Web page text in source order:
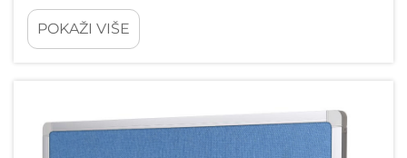
prije. Organizacije stalno traže rješenja koja
omogućavaju timovima da učinkovito
surađuju, uz održavanje agilnosti za
POKAŽI VIŠE